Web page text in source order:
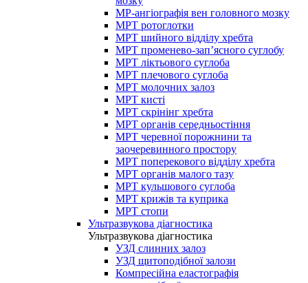
МР-ангіографія вен головного мозку
МРТ ротоглотки
МРТ шийного відділу хребта
МРТ променево-зап’ясного суглобу
МРТ ліктьового суглоба
МРТ плечового суглоба
МРТ молочних залоз
МРТ кисті
МРТ скрінінг хребта
МРТ органів середньостіння
МРТ черевної порожнини та
заочеревинного простору
МРТ поперекового відділу хребта
МРТ органів малого тазу
МРТ кульшового суглоба
МРТ крижів та куприка
МРТ стопи
Ультразвукова діагностика
Ультразвукова діагностика
УЗД слинних залоз
УЗД щитоподібної залози
Компресійна еластографія